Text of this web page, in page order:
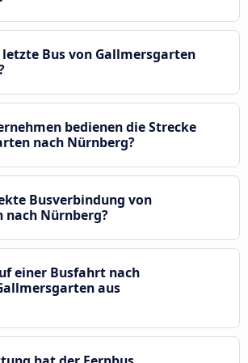
Bus von Gallmersgarten
bedienen die Strecke
nach Nürnberg?
Busverbindung von
nach Nürnberg?
einer Busfahrt nach
aus